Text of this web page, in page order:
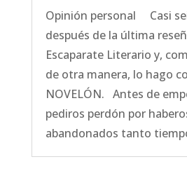
Opinión personal Casi
después de la última
Escaparate Literario y,
de otra manera, lo hago
NOVELÓN. Antes de
pediros perdón por
abandonados tanto